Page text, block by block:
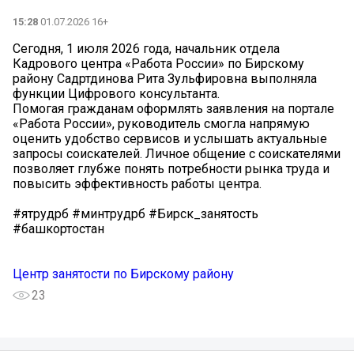
15:28 01.07.2026 16+
Сегодня, 1 июля 2026 года, начальник отдела
Кадрового центра «Работа России» по Бирскому
району Садртдинова Рита Зульфировна выполняла
функции Цифрового консультанта.
Помогая гражданам оформлять заявления на портале
«Работа России», руководитель смогла напрямую
оценить удобство сервисов и услышать актуальные
запросы соискателей. Личное общение с соискателями
позволяет глубже понять потребности рынка труда и
повысить эффективность работы центра.
#ятрудрб #минтрудрб #Бирск_занятость
#башкортостан
Центр занятости по Бирскому району
23